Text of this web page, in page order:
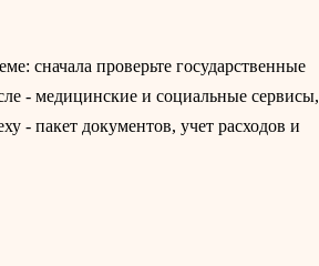
сначала проверьте государственные
- медицинские и социальные сервисы,
- пакет документов, учет расходов и